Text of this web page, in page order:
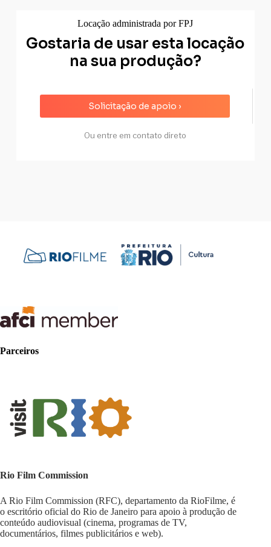
Locação administrada por FPJ
Gostaria de usar esta locação
na sua produção?
Solicitação de apoio ›
Ou entre em contato direto
Parceiros
Rio Film Commission
A Rio Film Commission (RFC), departamento da RioFilme, é
o escritório oficial do Rio de Janeiro para apoio à produção de
conteúdo audiovisual (cinema, programas de TV,
documentários, filmes publicitários e web).